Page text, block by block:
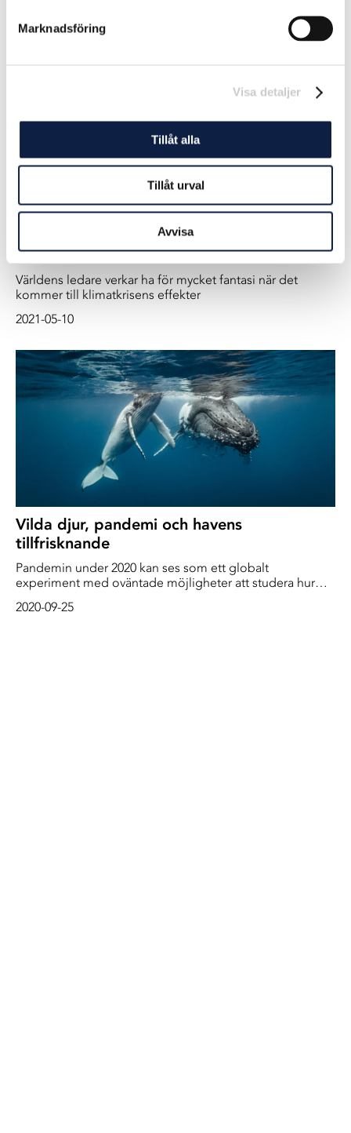
Marknadsföring
Visa detaljer
Tillåt alla
Tillåt urval
Avvisa
metoden på gäddor
2021-05-10
Världens ledare verkar ha för mycket
fantasi
Världens ledare verkar ha för mycket fantasi när det
kommer till klimatkrisens effekter
2021-05-10
Vilda djur, pandemi och havens
tillfrisknande
Pandemin under 2020 kan ses som ett globalt
experiment med oväntade möjligheter att studera hur
havsmiljö
2020-09-25